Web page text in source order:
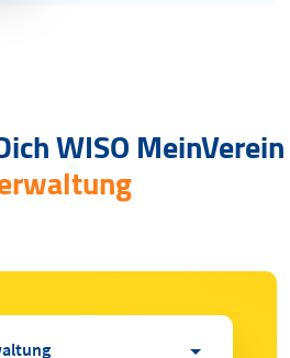
WISO MeinVerein